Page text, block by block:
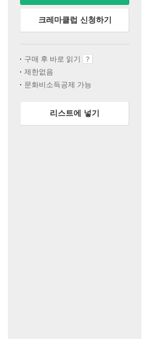
크레마클럽 신청하기
구매 후 바로 읽기
제한없음
문화비소득공제 가능
리스트에 넣기